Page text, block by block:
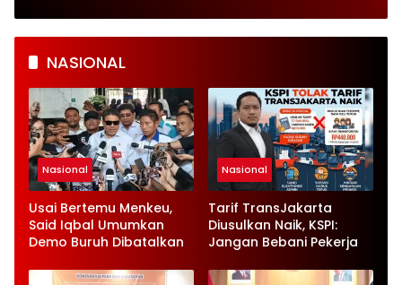
untuk Ratusan Ternak
NASIONAL
Nasional
Usai Bertemu Menkeu,
Said Iqbal Umumkan
Demo Buruh Dibatalkan
Nasional
Tarif TransJakarta
Diusulkan Naik, KSPI:
Jangan Bebani Pekerja